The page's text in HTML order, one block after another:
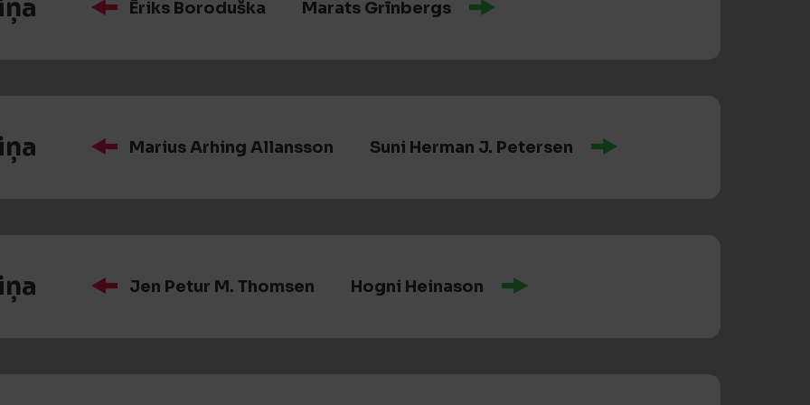
Ēriks Boroduška Marats Grīnbergs
Marius Arhing Allansson Suni Herman J. Petersen
Jen Petur M. Thomsen Hogni Heinason